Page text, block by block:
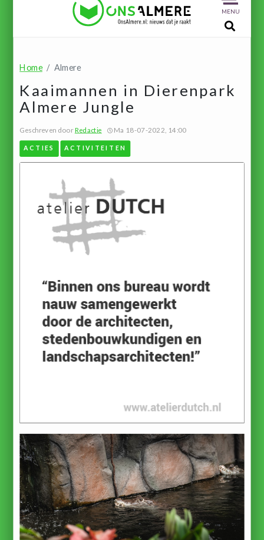
MENU
Home Almere
Kaaimannen in Dierenpark
Almere Jungle
Geschreven doorRedactie Ma 18-07-2022, 14:00
ACTIES ACTIVITEITEN